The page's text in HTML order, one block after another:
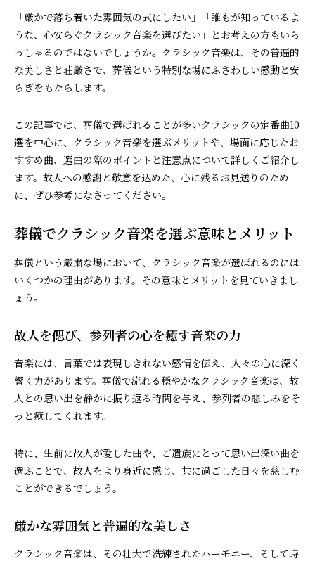
「厳かで落ち着いた雰囲気の式にしたい」「誰もが知っているよ
うな、心安らぐクラシック音楽を選びたい」とお考えの方もいら
っしゃるのではないでしょうか。クラシック音楽は、その普遍的
な美しさと荘厳さで、葬儀という特別な場にふさわしい感動と安
らぎをもたらします。
この記事では、葬儀で選ばれることが多いクラシックの定番曲10
選を中心に、クラシック音楽を選ぶメリットや、場面に応じたお
すすめ曲、選曲の際のポイントと注意点について詳しくご紹介し
ます。故人への感謝と敬意を込めた、心に残るお見送りのため
に、ぜひ参考になさってください。
葬儀でクラシック音楽を選ぶ意味とメリット
葬儀という厳粛な場において、クラシック音楽が選ばれるのには
いくつかの理由があります。その意味とメリットを見ていきまし
ょう。
故人を偲び、参列者の心を癒す音楽の力
音楽には、言葉では表現しきれない感情を伝え、人々の心に深く
響く力があります。葬儀で流れる穏やかなクラシック音楽は、故
人との思い出を静かに振り返る時間を与え、参列者の悲しみをそ
っと癒してくれます。
特に、生前に故人が愛した曲や、ご遺族にとって思い出深い曲を
選ぶことで、故人をより身近に感じ、共に過ごした日々を慈しむ
ことができるでしょう。
厳かな雰囲気と普遍的な美しさ
クラシック音楽は、その壮大で洗練されたハーモニー、そして時